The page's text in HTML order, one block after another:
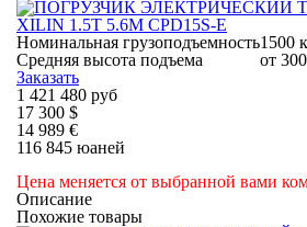
Номинальная грузоподъемность1500
Средняя высота подъема
от
Заказать
1 421 480 руб
17 300 $
14 989 €
116 845 юаней
Цена меняется от выбранной вами
Описание
Похожие товары